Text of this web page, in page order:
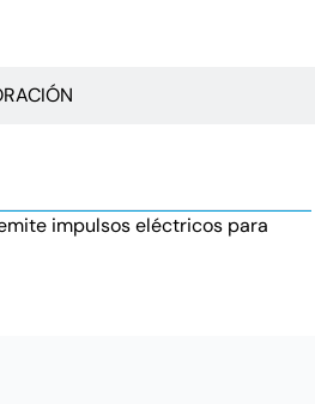
impulsos eléctricos para